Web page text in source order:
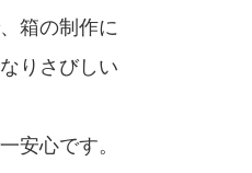
箱の制作に
りさびしい
安心です。